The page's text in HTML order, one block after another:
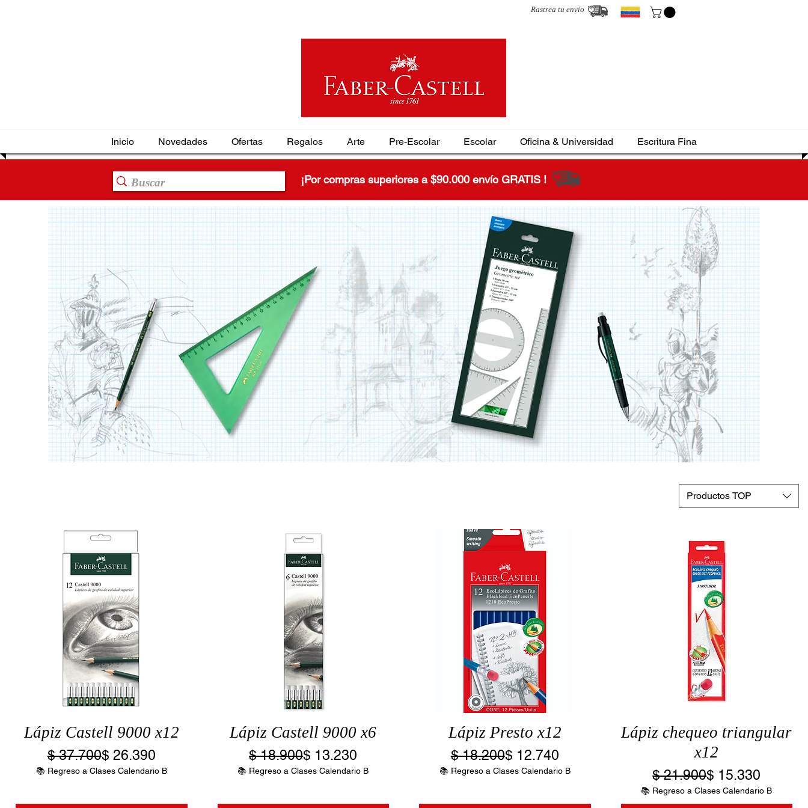
Rastrea tu envío
Inicio Novedades Ofertas Regalos Arte Pre-Escolar Escolar Oficina & Universidad Escritura Fina
¡Por compras superiores a $90.000 envío GRATIS !
Productos TOP
Lápiz Castell 9000 x12
Precio
$ 37.700Precio de oferta
$ 26.390
📚 Regreso a Clases Calendario B
Lápiz Castell 9000 x6
Precio
$ 18.900Precio de oferta
$ 13.230
📚 Regreso a Clases Calendario B
Lápiz Presto x12
Precio
$ 18.200Precio de oferta
$ 12.740
📚 Regreso a Clases Calendario B
Lápiz chequeo triangular
x12
Precio
$ 21.900Precio de oferta
$ 15.330
📚 Regreso a Clases Calendario B